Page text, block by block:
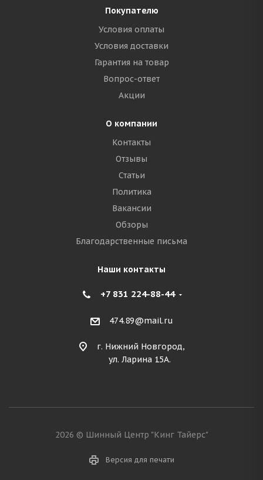
Покупателю
Условия оплаты
Условия доставки
Гарантия на товар
Вопрос-ответ
Акции
О компании
Контакты
Отзывы
Статьи
Политика
Вакансии
Обзоры
Благодарственные письма
Наши контакты
+7 831 224-88-44
474.89@mail.ru
г. Нижний Новгород,
ул. Ларина 15А.
2026 © Шинный Центр "Кинг Тайерс"
Версия для печати